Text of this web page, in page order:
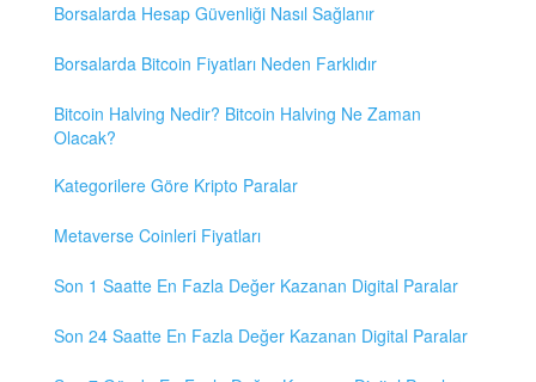
Borsalarda Hesap Güvenliği Nasıl Sağlanır
Borsalarda Bitcoin Fiyatları Neden Farklıdır
Bitcoin Halving Nedir? Bitcoin Halving Ne Zaman
Olacak?
Kategorilere Göre Kripto Paralar
Metaverse Coinleri Fiyatları
Son 1 Saatte En Fazla Değer Kazanan Digital Paralar
Son 24 Saatte En Fazla Değer Kazanan Digital Paralar